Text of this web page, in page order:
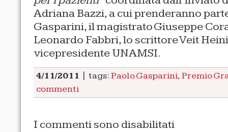
Adriana Bazzi, a cui prenderanno
Gasparini, il magistrato Giuseppe
Leonardo Fabbri, lo scrittore Veit
vicepresidente UNAMSI.
4/11/2011 | tags:Paolo Gasparini,Premio
commenti
I commenti sono disabilitati